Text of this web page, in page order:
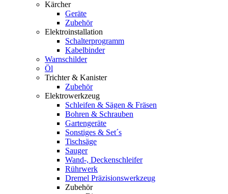
Kärcher
Geräte
Zubehör
Elektroinstallation
Schalterprogramm
Kabelbinder
Warnschilder
Öl
Trichter & Kanister
Zubehör
Elektrowerkzeug
Schleifen & Sägen & Fräsen
Bohren & Schrauben
Gartengeräte
Sonstiges & Set´s
Tischsäge
Sauger
Wand-, Deckenschleifer
Rührwerk
Dremel Präzisionswerkzeug
Zubehör